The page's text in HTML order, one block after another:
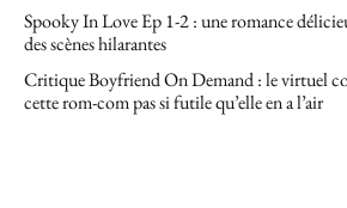
Spooky In Love Ep 1-2 : une romance
des scènes hilarantes
Critique Boyfriend On Demand : le virtuel
cette rom-com pas si futile qu’elle en a l’air